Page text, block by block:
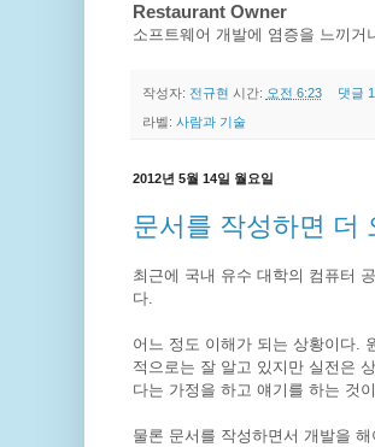
Restaurant Owner
소프트웨어 개발에 염증을 느끼
작성자: 전규현 시간: 오전 6:23 댓글
라벨: 사람과 기술
2012년 5월 14일 월요일
문서를 작성하면 더
최근에 국내 유수 대학의 컴퓨터
다.
어느 정도 이해가 되는 상황이다.
적으로는 잘 알고 있지만 실전은
다는 가정을 하고 얘기를 하는 것
물론 문서를 작성하면서 개발을